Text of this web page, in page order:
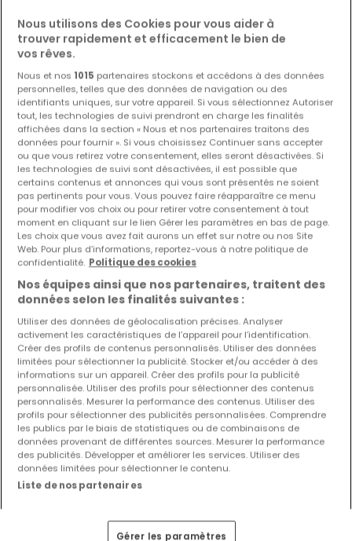
Entrepôt à louer àSteinfort
3 345 €
223 m²
EXCLUSIVITÉ ATHOME
Nous utilisons des Cookies pour vous aider à
trouver rapidement et efficacement le bien de
vos rêves.
Nous et nos 1015 partenaires stockons et accédons à des données
personnelles, telles que des données de navigation ou des
identifiants uniques, sur votre appareil. Si vous sélectionnez Autoriser
tout, les technologies de suivi prendront en charge les finalités
affichées dans la section « Nous et nos partenaires traitons des
données pour fournir ». Si vous choisissez Continuer sans accepter
ou que vous retirez votre consentement, elles seront désactivées. Si
les technologies de suivi sont désactivées, il est possible que
certains contenus et annonces qui vous sont présentés ne soient
pas pertinents pour vous. Vous pouvez faire réapparaître ce menu
pour modifier vos choix ou pour retirer votre consentement à tout
moment en cliquant sur le lien Gérer les paramètres en bas de page.
Les choix que vous avez fait aurons un effet sur notre ou nos Site
Web. Pour plus d’informations, reportez-vous à notre politique de
confidentialité. Politique des cookies
Nos équipes ainsi que nos partenaires, traitent des
données selon les finalités suivantes :
Utiliser des données de géolocalisation précises. Analyser
activement les caractéristiques de l’appareil pour l’identification.
Créer des profils de contenus personnalisés. Utiliser des données
limitées pour sélectionner la publicité. Stocker et/ou accéder à des
informations sur un appareil. Créer des profils pour la publicité
personnalisée. Utiliser des profils pour sélectionner des contenus
personnalisés. Mesurer la performance des contenus. Utiliser des
profils pour sélectionner des publicités personnalisées. Comprendre
les publics par le biais de statistiques ou de combinaisons de
données provenant de différentes sources. Mesurer la performance
des publicités. Développer et améliorer les services. Utiliser des
données limitées pour sélectionner le contenu.
Liste de nos partenaires
Gérer les paramètres